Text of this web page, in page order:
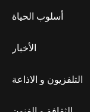
أسلوب الحياة
الأخبار
التلفزيون و الاذاعة